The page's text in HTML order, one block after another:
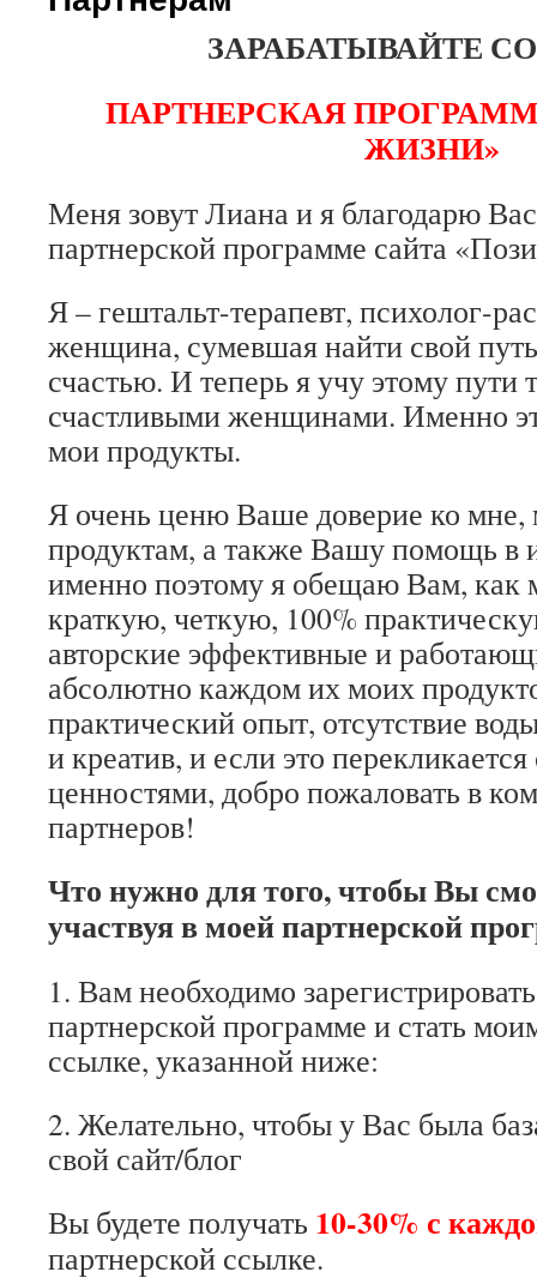
ЗАРАБАТЫВАЙТЕ
ПАРТНЕРСКАЯ
ЖИЗНИ»
Меня зовут Лиана и я благодарю
партнерской программе сайта
Я – гештальт-терапевт, психолог-
женщина, сумевшая найти свой
счастью. И теперь я учу этому пути
счастливыми женщинами. Именно
мои продукты.
Я очень ценю Ваше доверие ко мне,
продуктам, а также Вашу помощь в
именно поэтому я обещаю Вам, как
краткую, четкую, 100%
авторские эффективные и
абсолютно каждом их моих
практический опыт, отсутствие
и креатив, и если это
ценностями, добро пожаловать в
партнеров!
Что нужно для того, чтобы Вы
участвуя в моей партнерской
1. Вам необходимо
партнерской программе и стать
ссылке, указанной ниже:
2. Желательно, чтобы у Вас была
свой сайт/блог
Вы будете получать 10-30% с
партнерской ссылке.